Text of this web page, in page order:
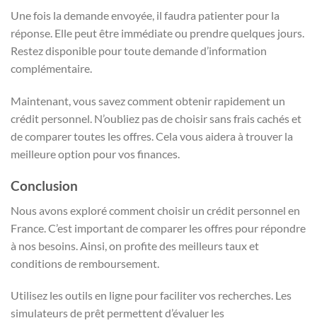
Une fois la demande envoyée, il faudra patienter pour la
réponse. Elle peut être immédiate ou prendre quelques jours.
Restez disponible pour toute demande d’information
complémentaire.
Maintenant, vous savez comment obtenir rapidement un
crédit personnel. N’oubliez pas de choisir sans frais cachés et
de comparer toutes les offres. Cela vous aidera à trouver la
meilleure option pour vos finances.
Conclusion
Nous avons exploré comment choisir un crédit personnel en
France. C’est important de comparer les offres pour répondre
à nos besoins. Ainsi, on profite des meilleurs taux et
conditions de remboursement.
Utilisez les outils en ligne pour faciliter vos recherches. Les
simulateurs de prêt permettent d’évaluer les